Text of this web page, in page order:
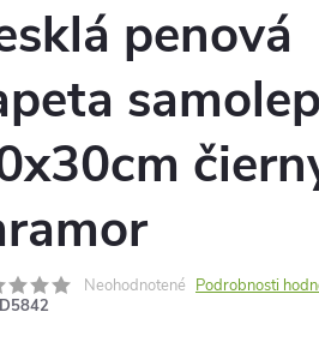
penová
Neohodnotené Podrobnosti
D5842